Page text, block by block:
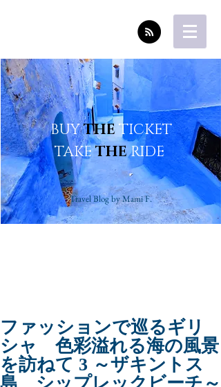
BUYTHETICKET
TAKETHERIDE
Travel Blog by Mami F.
ファッションで巡るギリ
シャ 色彩溢れる海の風景
を訪ねて 3 ～ザキントス